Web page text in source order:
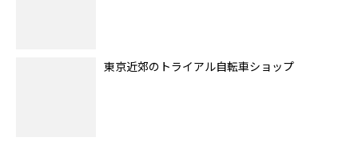
東京近郊のトライアル自転車ショップ